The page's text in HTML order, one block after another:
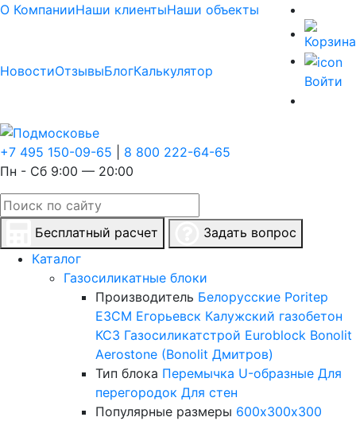
О КомпанииНаши клиентыНаши объекты
НовостиОтзывыБлогКалькулятор
Войти
+7 495 150-09-65
8 800 222-64-65
Пн - Сб 9:00 — 20:00
Бесплатный расчет
Задать вопрос
Каталог
Газосиликатные блоки
Производитель Белорусские Poritep
ЕЗСМ Егорьевск Калужский газобетон
КСЗ Газосиликатстрой Euroblock Bonolit
Aerostone (Bonolit Дмитров)
Тип блока Перемычка U-образные Для
перегородок Для стен
Популярные размеры 600х300х300